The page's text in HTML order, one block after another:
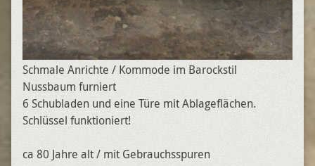
Schmale Anrichte / Kommode im Barockstil
Nussbaum furniert
6 Schubladen und eine Türe mit Ablageflächen.
Schlüssel funktioniert!
ca 80 Jahre alt / mit Gebrauchsspuren